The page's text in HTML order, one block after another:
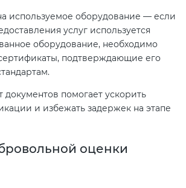
используемое оборудование — если
услуг используется
оборудование, необходимо
подтверждающие его
документов помогает ускорить
и избежать задержек на этапе
оценки